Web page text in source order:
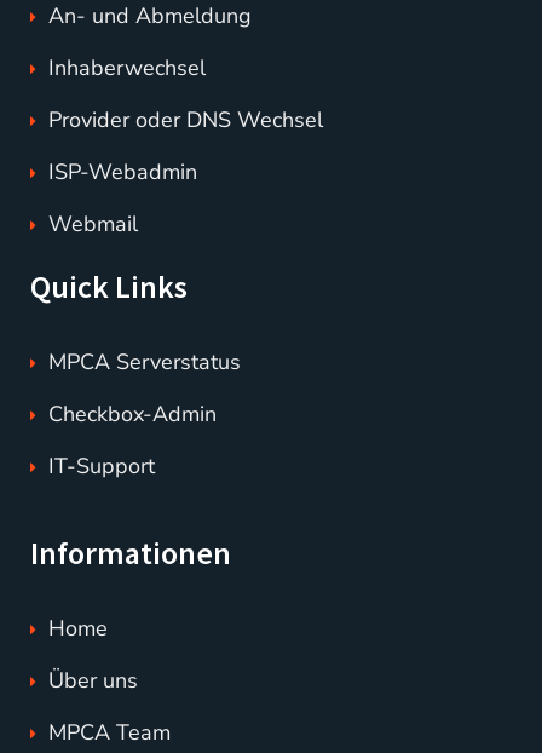
An- und Abmeldung
Inhaberwechsel
Provider oder DNS Wechsel
ISP-Webadmin
Webmail
Quick Links
MPCA Serverstatus
Checkbox-Admin
IT-Support
Informationen
Home
Über uns
MPCA Team